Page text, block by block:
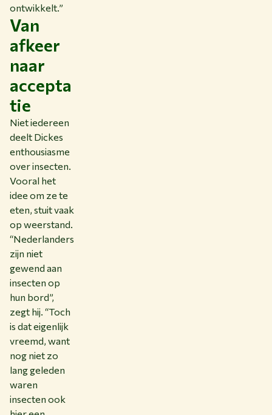
ontwikkelt.”
Van
afkeer
naar
accepta
tie
Niet iedereen
deelt Dickes
enthousiasme
over insecten.
Vooral het
idee om ze te
eten, stuit vaak
op weerstand.
“Nederlanders
zijn niet
gewend aan
insecten op
hun bord”,
zegt hij. “Toch
is dat eigenlijk
vreemd, want
nog niet zo
lang geleden
waren
insecten ook